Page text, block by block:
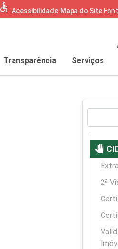
accessible Acessibilidade Mapa do Site
Transparência Serviços
pan_tool
2ª